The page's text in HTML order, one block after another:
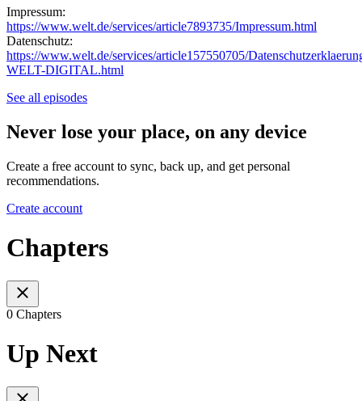
Impressum:
https://www.welt.de/services/article7893735/Impressum.html
Datenschutz:
https://www.welt.de/services/article157550705/
WELT-DIGITAL.html
See all episodes
Never lose your place, on any device
Create a free account to sync, back up, and get personal
recommendations.
Create account
Chapters
0 Chapters
Up Next